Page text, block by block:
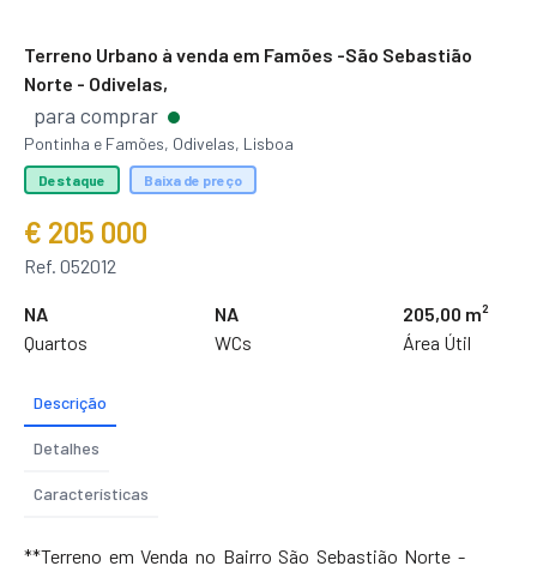
Terreno Urbano à venda em Famões -São Sebastião
Norte - Odivelas,
para comprar
Pontinha e Famões, Odivelas, Lisboa
Destaque Baixa de preço
€ 205 000
Ref. 052012
NA
Quartos
NA
WCs
205,00 m²
Área Útil
Descrição
Detalhes
Características
**Terreno em Venda no Bairro São Sebastião Norte -